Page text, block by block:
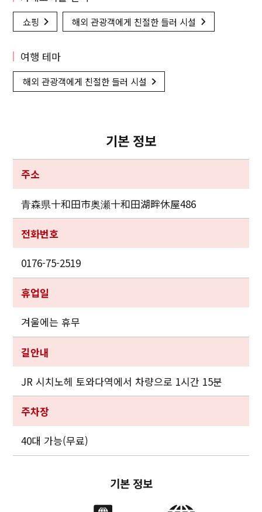
쇼핑 해외 관광객에게 친절한 들러 시설
여행 테마
해외 관광객에게 친절한 들러 시설
기본 정보
주소
青森県十和田市奥瀬十和田湖畔休屋486
전화번호
0176-75-2519
휴업일
겨울에는 휴무
길안내
JR 시치노헤 토와다역에서 차량으로 1시간 15분
주차장
40대 가능(무료)
기본 정보